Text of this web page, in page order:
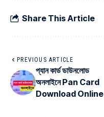
Share This Article
PREVIOUS ARTICLE
প্যান কার্ড ডাউনলোড
অনলাইনে Pan Card
Download Online